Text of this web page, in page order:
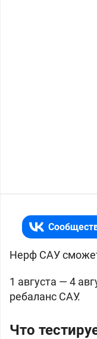
Нерф САУ
1 августа — 4
ребаланс САУ.
Что